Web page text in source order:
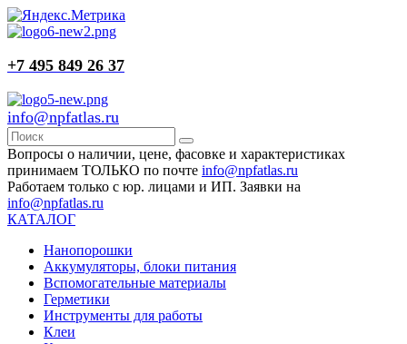
+7 495 849 26 37
info@npfatlas.ru
Вопросы о наличии, цене, фасовке и характеристиках
принимаем ТОЛЬКО по почте info@npfatlas.ru
Работаем только с юр. лицами и ИП. Заявки на
info@npfatlas.ru
КАТАЛОГ
Нанопорошки
Аккумуляторы, блоки питания
Вспомогательные материалы
Герметики
Инструменты для работы
Клеи